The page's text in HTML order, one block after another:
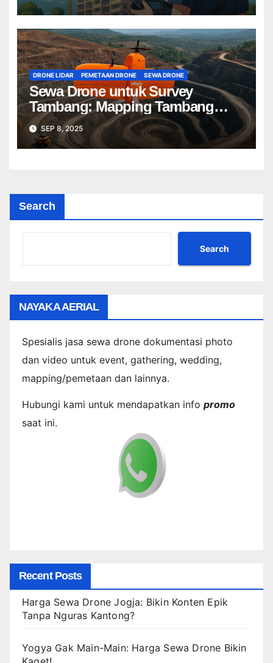
DRONE LIDAR PEMETAAN DRONE SEWA DRONE
Sewa Drone untuk Survey
Tambang: Mapping Tambang
Profesional Lebih Cepat & Akurat
SEP 8, 2025
Search
Search
NAYAKA AERIAL
Spesialis jasa sewa drone dokumentasi photo
dan video untuk event, gathering, wedding,
mapping/pemetaan dan lainnya.
Hubungi kami untuk mendapatkan info promo
saat ini.
Recent Posts
Harga Sewa Drone Jogja: Bikin Konten Epik
Tanpa Nguras Kantong?
Yogya Gak Main-Main: Harga Sewa Drone Bikin